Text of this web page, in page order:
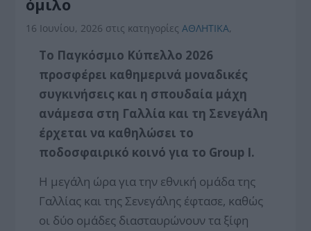
όμιλο
16 Ιουνίου, 2026 στις κατηγορίεςΑΘΛΗΤΙΚΑ,
Το Παγκόσμιο Κύπελλο 2026
προσφέρει καθημερινά μοναδικές
συγκινήσεις και η σπουδαία μάχη
ανάμεσα στη Γαλλία και τη Σενεγάλη
έρχεται να καθηλώσει το
ποδοσφαιρικό κοινό για το Group I.
Η μεγάλη ώρα για την εθνική ομάδα της
Γαλλίας και της Σενεγάλης έφτασε, καθώς
οι δύο ομάδες διασταυρώνουν τα ξίφη